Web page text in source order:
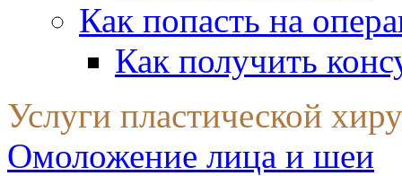
Как попасть на
Как получить
Услуги пластической
Омоложение лица и шеи